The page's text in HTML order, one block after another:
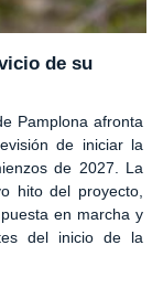
de su
Pamplona afronta
de iniciar la
de 2027. La
hito del proyecto,
en marcha y
del inicio de la